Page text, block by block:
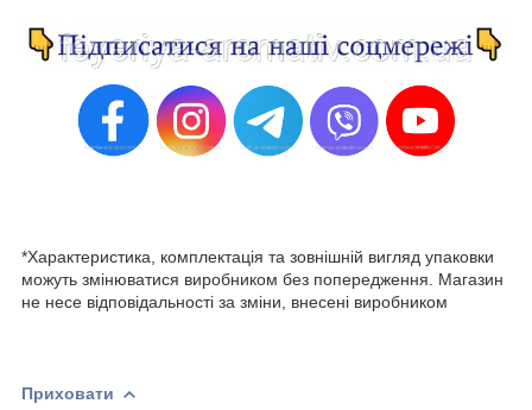
*Характеристика, комплектація та зовнішній вигляд упаковки
можуть змінюватися виробником без попередження. Магазин
не несе відповідальності за зміни, внесені виробником
Приховати